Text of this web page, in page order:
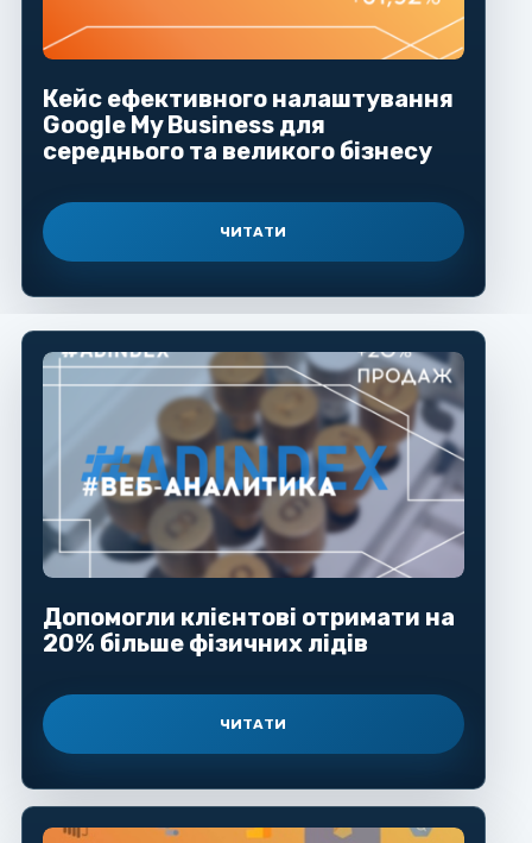
Кейс ефективного налаштування
Google My Business для
середнього та великого бізнесу
ЧИТАТИ
Допомогли клієнтові отримати на
20% більше фізичних лідів
ЧИТАТИ